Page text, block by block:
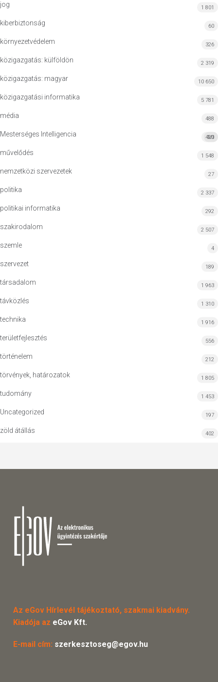
jog 1 801
kiberbiztonság 60
környezetvédelem 326
közigazgatás: külföldön 2 319
közigazgatás: magyar 10 650
közigazgatási informatika 5 781
média 488
Mesterséges Intelligencia MI
420
művelődés 1 548
nemzetközi szervezetek 27
politika 2 337
politikai informatika 292
szakirodalom 2 507
szemle 4
szervezet 189
társadalom 1 963
távközlés 1 310
technika 1 916
területfejlesztés 556
történelem 212
törvények, határozatok 1 805
tudomány 1 453
Uncategorized 197
zöld átállás 402
Az eGov Hírlevél tájékoztató, szakmai kiadvány.
Kiadója az eGov Kft.
E-mail cím: szerkesztoseg@egov.hu